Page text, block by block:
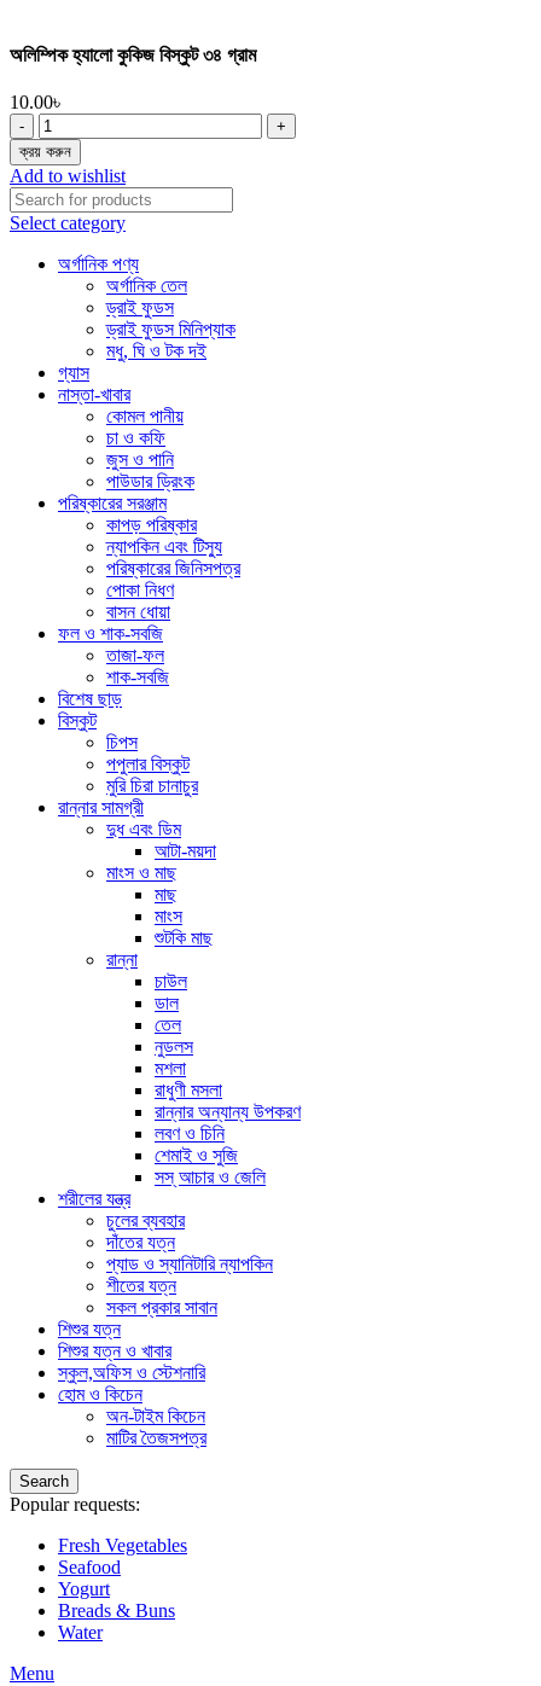
অলিম্পিক হ্যালো কুকিজ বিস্কুট ৩৪ গ্রাম
10.00৳
অলিম্পিক
হ্যালো
কুকিজ
বিস্কুট
৩৪
গ্রাম
quantity
ক্রয় করুন
Add to wishlist
Select category
অর্গানিক পণ্য
অর্গানিক তেল
ড্রাই ফুডস
ড্রাই ফুডস মিনিপ্যাক
মধু, ঘি ও টক দই
গ্যাস
নাস্তা-খাবার
কোমল পানীয়
চা ও কফি
জুস ও পানি
পাউডার ড্রিংক
পরিষ্কারের সরঞ্জাম
কাপড় পরিষ্কার
ন্যাপকিন এবং টিস্যু
পরিষ্কারের জিনিসপত্র
পোকা নিধণ
বাসন ধোয়া
ফল ও শাক-সবজি
তাজা-ফল
শাক-সবজি
বিশেষ ছাড়
বিস্কুট
চিপস
পপুলার বিস্কুট
মুরি চিরা চানাচুর
রান্নার সামগ্রী
দুধ এবং ডিম
আটা-ময়দা
মাংস ও মাছ
মাছ
মাংস
শুটকি মাছ
রান্না
চাউল
ডাল
তেল
নুডলস
মশলা
রাধুণী মসলা
রান্নার অন্যান্য উপকরণ
লবণ ও চিনি
শেমাই ও সুজি
সস্ আচার ও জেলি
শরীলের যন্ত্র
চুলের ব্যবহার
দাঁতের যত্ন
প্যাড ও স্যানিটারি ন্যাপকিন
শীতের যত্ন
সকল প্রকার সাবান
শিশুর যত্ন
শিশুর যত্ন ও খাবার
স্কুল,অফিস ও স্টেশনারি
হোম ও কিচেন
অন-টাইম কিচেন
মাটির তৈজসপত্র
Search
Popular requests:
Fresh Vegetables
Seafood
Yogurt
Breads & Buns
Water
Menu